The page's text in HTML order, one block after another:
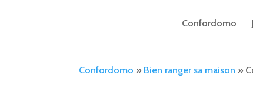
Confordomo
Confordomo » Bien ranger sa maison »